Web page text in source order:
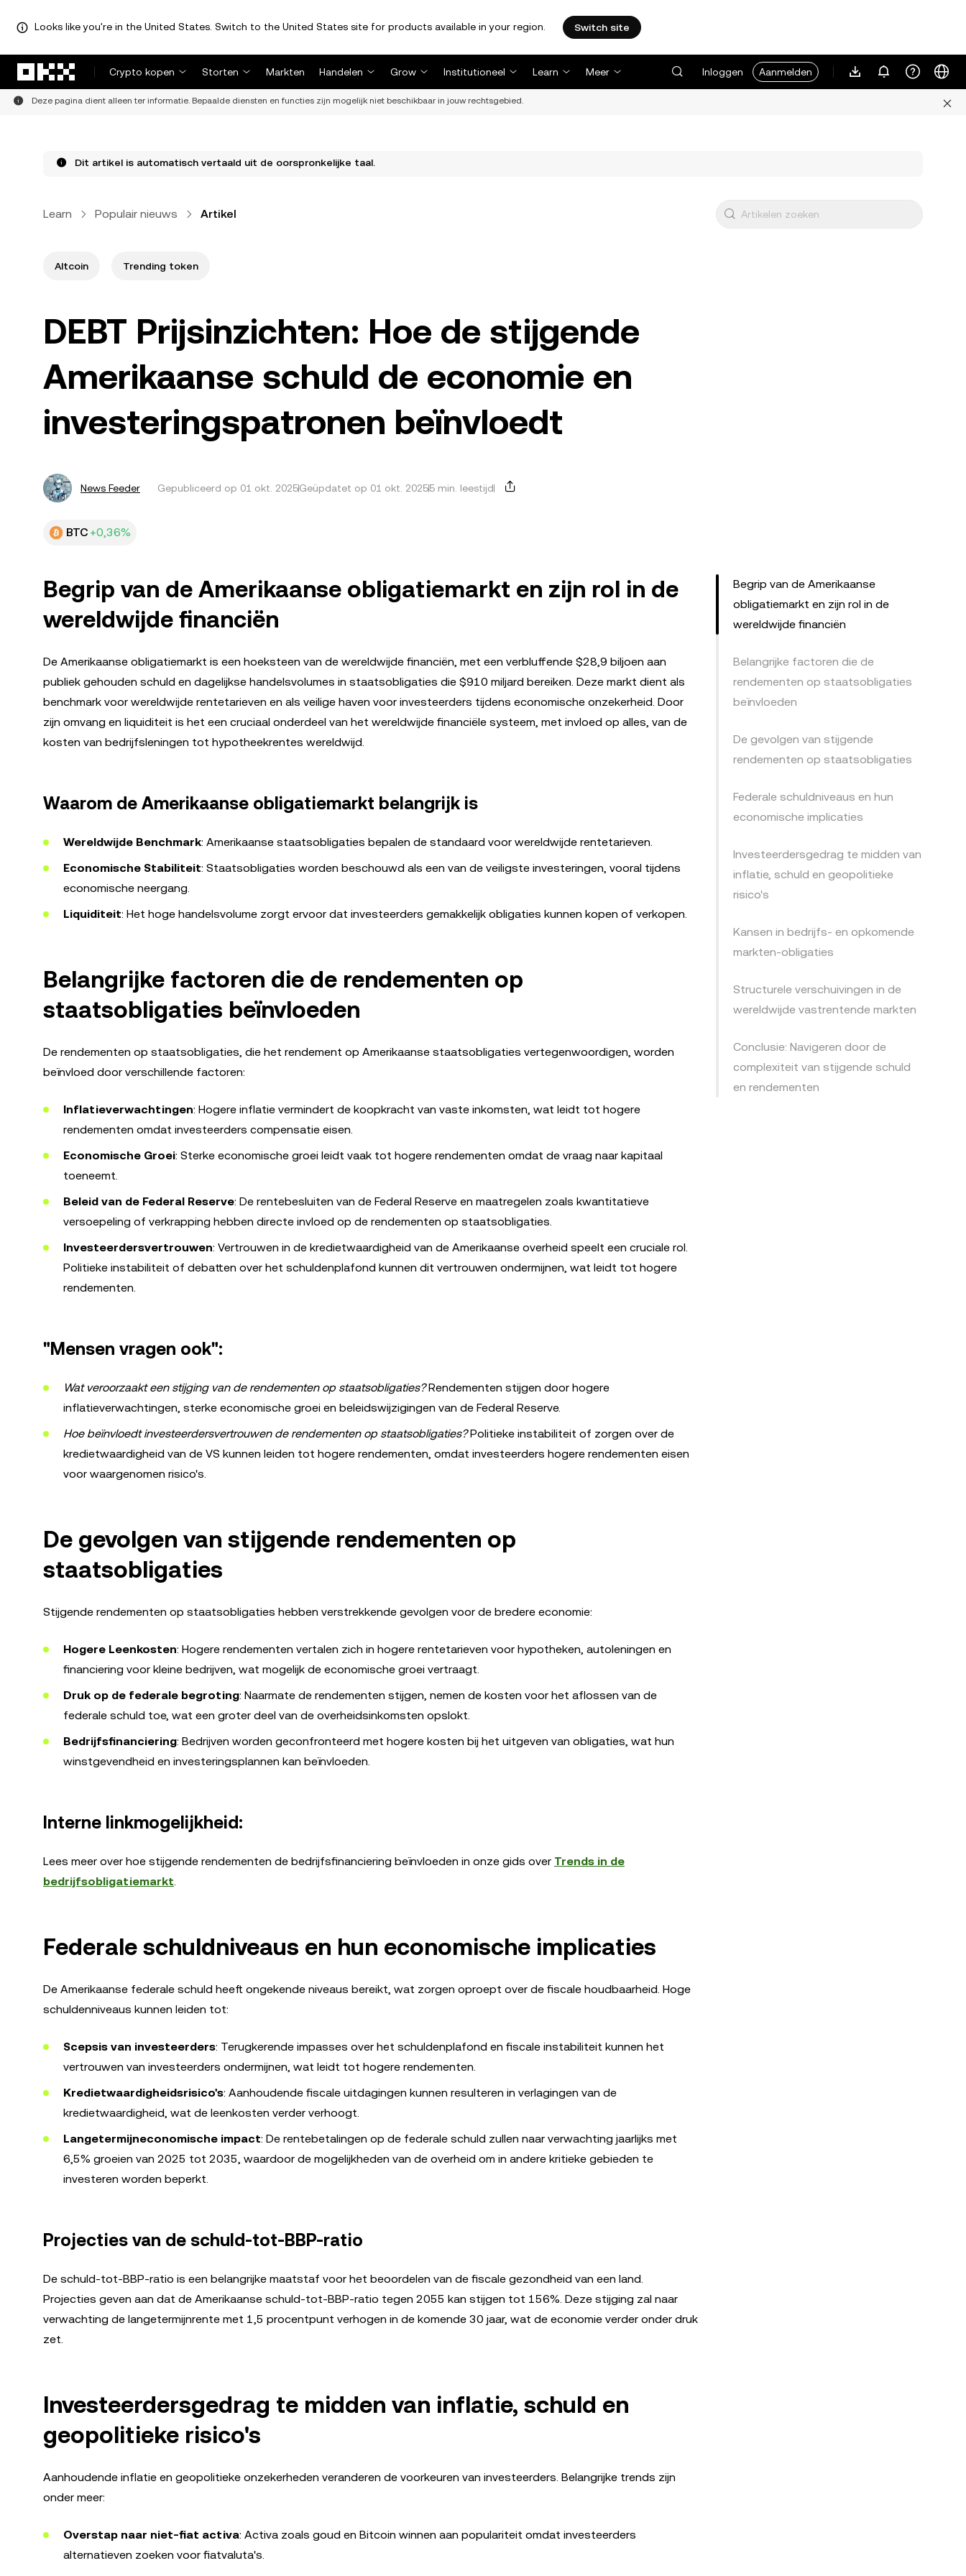
Looks like you're in the United States. Switch to the United States site for products available in your region. Switch site
Crypto kopen
Storten Markten Handelen Grow Institutioneel Learn Meer Inloggen Aanmelden
Deze pagina dient alleen ter informatie. Bepaalde diensten en functies zijn mogelijk niet beschikbaar in jouw rechtsgebied.
Dit artikel is automatisch vertaald uit de oorspronkelijke taal.
Learn Populair nieuws Artikel
Altcoin Trending token
DEBT Prijsinzichten: Hoe de stijgende
Amerikaanse schuld de economie en
investeringspatronen beïnvloedt
News Feeder Gepubliceerd op 01 okt. 2025Geüpdatet op 01 okt. 20255 min. leestijd
BTC +0,36%
Begrip van de Amerikaanse obligatiemarkt en zijn rol in de
wereldwijde financiën
De Amerikaanse obligatiemarkt is een hoeksteen van de wereldwijde financiën, met een verbluffende $28,9 biljoen aan
publiek gehouden schuld en dagelijkse handelsvolumes in staatsobligaties die $910 miljard bereiken. Deze markt dient als
benchmark voor wereldwijde rentetarieven en als veilige haven voor investeerders tijdens economische onzekerheid. Door
zijn omvang en liquiditeit is het een cruciaal onderdeel van het wereldwijde financiële systeem, met invloed op alles, van de
kosten van bedrijfsleningen tot hypotheekrentes wereldwijd.
Waarom de Amerikaanse obligatiemarkt belangrijk is
Wereldwijde Benchmark: Amerikaanse staatsobligaties bepalen de standaard voor wereldwijde rentetarieven.
Economische Stabiliteit: Staatsobligaties worden beschouwd als een van de veiligste investeringen, vooral tijdens
economische neergang.
Liquiditeit: Het hoge handelsvolume zorgt ervoor dat investeerders gemakkelijk obligaties kunnen kopen of verkopen.
Belangrijke factoren die de rendementen op
staatsobligaties beïnvloeden
De rendementen op staatsobligaties, die het rendement op Amerikaanse staatsobligaties vertegenwoordigen, worden
beïnvloed door verschillende factoren:
Inflatieverwachtingen: Hogere inflatie vermindert de koopkracht van vaste inkomsten, wat leidt tot hogere
rendementen omdat investeerders compensatie eisen.
Economische Groei: Sterke economische groei leidt vaak tot hogere rendementen omdat de vraag naar kapitaal
toeneemt.
Beleid van de Federal Reserve: De rentebesluiten van de Federal Reserve en maatregelen zoals kwantitatieve
versoepeling of verkrapping hebben directe invloed op de rendementen op staatsobligaties.
Investeerdersvertrouwen: Vertrouwen in de kredietwaardigheid van de Amerikaanse overheid speelt een cruciale rol.
Politieke instabiliteit of debatten over het schuldenplafond kunnen dit vertrouwen ondermijnen, wat leidt tot hogere
rendementen.
"Mensen vragen ook":
Wat veroorzaakt een stijging van de rendementen op staatsobligaties?Rendementen stijgen door hogere
inflatieverwachtingen, sterke economische groei en beleidswijzigingen van de Federal Reserve.
Hoe beïnvloedt investeerdersvertrouwen de rendementen op staatsobligaties?Politieke instabiliteit of zorgen over de
kredietwaardigheid van de VS kunnen leiden tot hogere rendementen, omdat investeerders hogere rendementen eisen
voor waargenomen risico's.
De gevolgen van stijgende rendementen op
staatsobligaties
Stijgende rendementen op staatsobligaties hebben verstrekkende gevolgen voor de bredere economie:
Hogere Leenkosten: Hogere rendementen vertalen zich in hogere rentetarieven voor hypotheken, autoleningen en
financiering voor kleine bedrijven, wat mogelijk de economische groei vertraagt.
Druk op de federale begroting: Naarmate de rendementen stijgen, nemen de kosten voor het aflossen van de
federale schuld toe, wat een groter deel van de overheidsinkomsten opslokt.
Bedrijfsfinanciering: Bedrijven worden geconfronteerd met hogere kosten bij het uitgeven van obligaties, wat hun
winstgevendheid en investeringsplannen kan beïnvloeden.
Interne linkmogelijkheid:
Lees meer over hoe stijgende rendementen de bedrijfsfinanciering beïnvloeden in onze gids over Trends in de
bedrijfsobligatiemarkt.
Federale schuldniveaus en hun economische implicaties
De Amerikaanse federale schuld heeft ongekende niveaus bereikt, wat zorgen oproept over de fiscale houdbaarheid. Hoge
schuldenniveaus kunnen leiden tot:
Scepsis van investeerders: Terugkerende impasses over het schuldenplafond en fiscale instabiliteit kunnen het
vertrouwen van investeerders ondermijnen, wat leidt tot hogere rendementen.
Kredietwaardigheidsrisico's: Aanhoudende fiscale uitdagingen kunnen resulteren in verlagingen van de
kredietwaardigheid, wat de leenkosten verder verhoogt.
Langetermijneconomische impact: De rentebetalingen op de federale schuld zullen naar verwachting jaarlijks met
6,5% groeien van 2025 tot 2035, waardoor de mogelijkheden van de overheid om in andere kritieke gebieden te
investeren worden beperkt.
Projecties van de schuld-tot-BBP-ratio
De schuld-tot-BBP-ratio is een belangrijke maatstaf voor het beoordelen van de fiscale gezondheid van een land.
Projecties geven aan dat de Amerikaanse schuld-tot-BBP-ratio tegen 2055 kan stijgen tot 156%. Deze stijging zal naar
verwachting de langetermijnrente met 1,5 procentpunt verhogen in de komende 30 jaar, wat de economie verder onder druk
zet.
Investeerdersgedrag te midden van inflatie, schuld en
geopolitieke risico's
Aanhoudende inflatie en geopolitieke onzekerheden veranderen de voorkeuren van investeerders. Belangrijke trends zijn
onder meer:
Overstap naar niet-fiat activa: Activa zoals goud en Bitcoin winnen aan populariteit omdat investeerders
alternatieven zoeken voor fiatvaluta's.
Begrip van de Amerikaanse
obligatiemarkt en zijn rol in de
wereldwijde financiën
Belangrijke factoren die de
rendementen op staatsobligaties
beïnvloeden
De gevolgen van stijgende
rendementen op staatsobligaties
Federale schuldniveaus en hun
economische implicaties
Investeerdersgedrag te midden van
inflatie, schuld en geopolitieke
risico's
Kansen in bedrijfs- en opkomende
markten-obligaties
Structurele verschuivingen in de
wereldwijde vastrentende markten
Conclusie: Navigeren door de
complexiteit van stijgende schuld
en rendementen